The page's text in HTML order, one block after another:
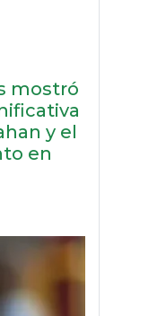
mostró
y el
en